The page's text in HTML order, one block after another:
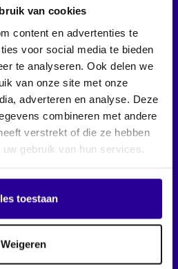
van cookies
content en advertenties te
voor social media te bieden
te analyseren. Ook delen we
van onze site met onze
adverteren en analyse. Deze
combineren met andere
verstrekt of die ze hebben
gebruik van hun services.
toestaan
Weigeren